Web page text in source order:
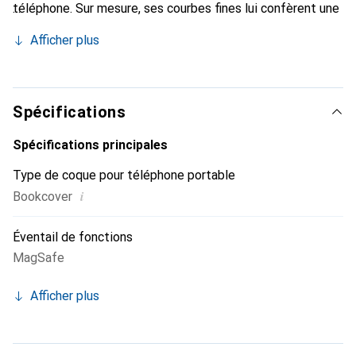
téléphone. Sur mesure, ses courbes fines lui confèrent une
indispensable de votre smartphone. Reconnaître
marque Noreve est un choix sûr pour une clientèle
exigeante.
Afficher plus
Spécifications
Spécifications principales
Type de coque pour téléphone portable
Bookcover i
Éventail de fonctions
MagSafe
Afficher plus